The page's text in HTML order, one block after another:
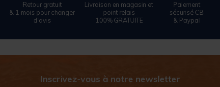
Retour gratuit
& 1 mois pour changer
d'avis
Livraison en magasin et
point relais
100% GRATUITE
Paiement
sécurisé CB
& Paypal
Inscrivez-vous à notre newsletter